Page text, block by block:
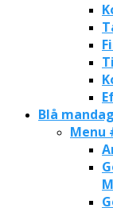
Blå mandag
Menu